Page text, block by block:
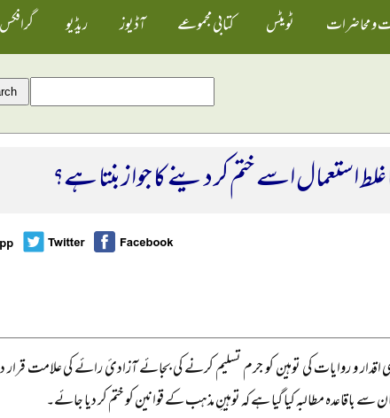
و محاضرات ٹویٹس کتابی مجموعے آڈیوز ریڈیو گرافکس
غلط استعمال اسے ختم کر دینے کا جواز بنتا ہے؟
و روایات کی توہین کو جرم تسلیم کرنے کی بجائے آزادئ رائے کی علامت قرار
سے باقاعدہ مطالبہ کیا گیا ہے کہ توہینِ مذہب کے قوانین کو ختم کر دیا جائے۔